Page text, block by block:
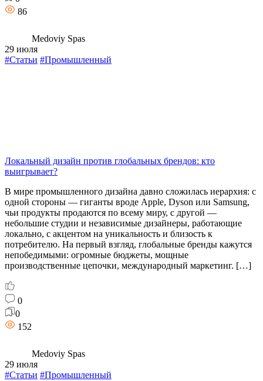
86
Medoviy Spas
29 июля
#Статьи #Промышленный
Локальный дизайн против глобальных брендов: кто
выигрывает?
В мире промышленного дизайна давно сложилась иерархия: с
одной стороны — гиганты вроде Apple, Dyson или Samsung,
чьи продукты продаются по всему миру, с другой —
небольшие студии и независимые дизайнеры, работающие
локально, с акцентом на уникальность и близость к
потребителю. На первый взгляд, глобальные бренды кажутся
непобедимыми: огромные бюджеты, мощные
производственные цепочки, международный маркетинг. […]
0
0
152
Medoviy Spas
29 июля
#Статьи #Промышленный